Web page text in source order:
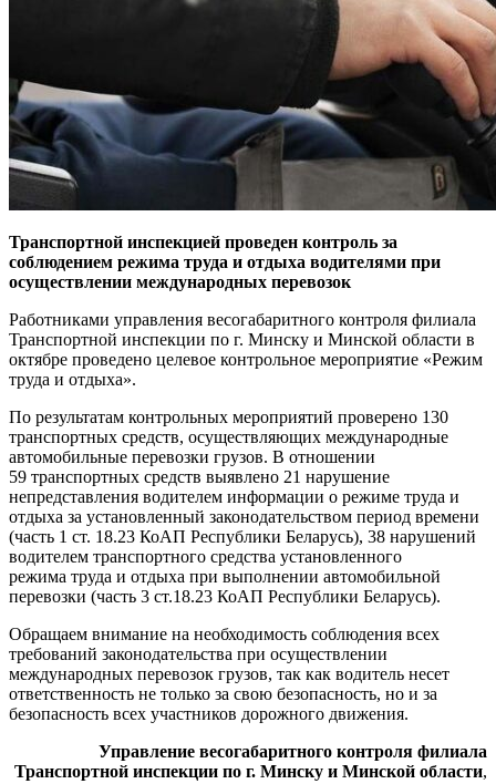
Транспортной инспекцией проведен контроль за
соблюдением режима труда и отдыха водителями при
осуществлении международных перевозок
Работниками управления весогабаритного контроля филиала
Транспортной инспекции по г. Минску и Минской области в
октябре проведено целевое контрольное мероприятие «Режим
труда и отдыха».
По результатам контрольных мероприятий проверено 130
транспортных средств, осуществляющих международные
автомобильные перевозки грузов. В отношении
59 транспортных средств выявлено 21 нарушение
непредставления водителем информации о режиме труда и
отдыха за установленный законодательством период времени
(часть 1 ст. 18.23 КоАП Республики Беларусь), 38 нарушений
водителем транспортного средства установленного
режима труда и отдыха при выполнении автомобильной
перевозки (часть 3 ст.18.23 КоАП Республики Беларусь).
Обращаем внимание на необходимость соблюдения всех
требований законодательства при осуществлении
международных перевозок грузов, так как водитель несет
ответственность не только за свою безопасность, но и за
безопасность всех участников дорожного движения.
Управление весогабаритного контроля филиала
Транспортной инспекции по г. Минску и Минской области,